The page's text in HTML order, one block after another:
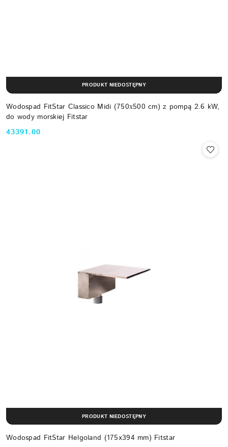
Wodospad FitStar Classico Midi (750х500 cm) z pompą 2.6 kW,
do wody morskiej Fitstar
Cena:
43391.00
PRODUKT NIEDOSTĘPNY
Wodospad FitStar Helgoland (175x394 mm) Fitstar
PRODUKT NIEDOSTĘPNY